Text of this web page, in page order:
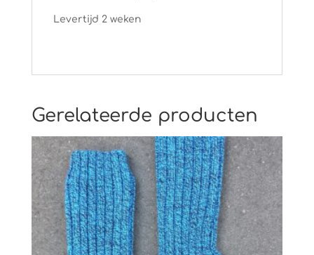
Levertijd 2 weken
Gerelateerde producten